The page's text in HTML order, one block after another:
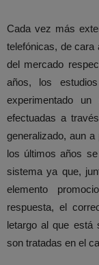
Cada vez más
telefónicas, de cara
del mercado
años, los
experimentado
efectuadas a
generalizado, aun
los últimos años
sistema ya que,
elemento
respuesta, el
letargo al que está
son tratadas en el